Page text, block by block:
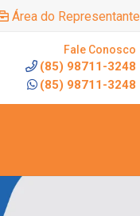
Área do Representante
Fale Conosco
(85) 98711-3248
(85) 98711-3248